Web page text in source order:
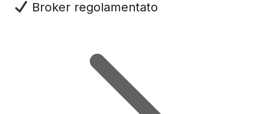
Broker regolamentato